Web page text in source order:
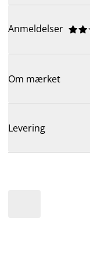
Anmeldelser 


Om mærket
Levering